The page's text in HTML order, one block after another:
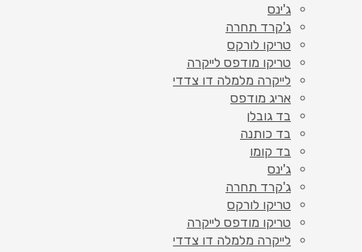
ג'ינס
ג'קרד תחרה
טריקו לורקס
טריקו מודפס לייקרה
לייקרה מלמלה דו צדדי
אריג מודפס
בד גובלן
בד כותנה
בד קומו
ג'ינס
ג'קרד תחרה
טריקו לורקס
טריקו מודפס לייקרה
לייקרה מלמלה דו צדדי